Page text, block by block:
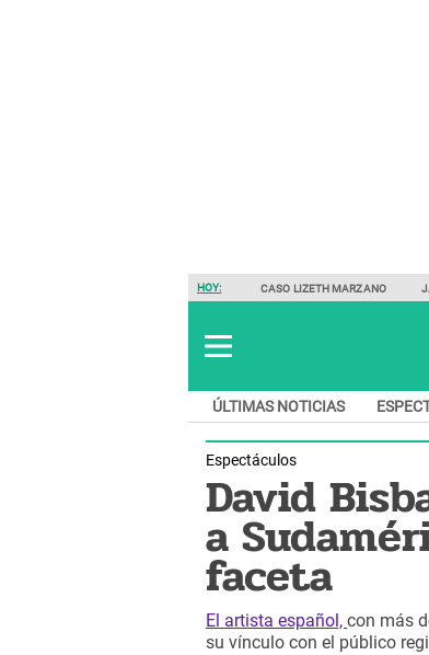
HOY: CASO LIZETH MARZANO
ÚLTIMAS NOTICIAS
Espectáculos
David
a
faceta
El artista español, con más
su vínculo con el público